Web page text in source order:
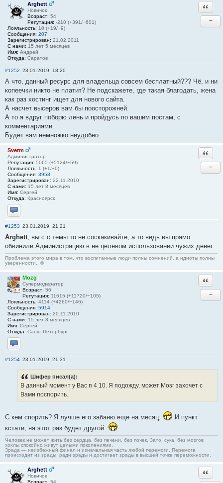
Arghett
Новичок
Возраст: 54
Репутация: -210 (+391/−601)
Лояльность: 10 (+19/−9)
Сообщения: 207
Зарегистрирован: 21.02.2011
С нами: 15 лет 5 месяцев
Имя: Андрей
Откуда: Саратов
−
#1252 23.01.2019, 18:20
А что, данный ресурс для владельца совсем бесплатный??? Чё, и ни
копеечки никто не платит? Не подскажете, где такая благодать, жена
как раз хостинг ищет для нового сайта.
А насчет высеров вам бы поосторожней.
А то я вдруг поборю лень и пройдусь по вашим постам, с
комментариями.
Будет вам немножко неудобно.
Sverm
Администратор
Репутация: 5065 (+5124/−59)
Лояльность: 1 (+1/−0)
Сообщения: 3958
Зарегистрирован: 22.11.2010
С нами: 15 лет 8 месяцев
Имя: Сергей
Откуда: Красноярск
Отправить личное сообщение
−
#1253 23.01.2019, 21:21
Arghett , вы с с темы то не соскакивайте, а то ведь вы прямо
обвинили Администрацию в не целевом использовании чужих денег.
Проблема этого мира в том, что воспитанные люди полны сомнений, а идиоты полны
уверенности.. ©
Mozg
Супермодератор
Возраст: 56
Репутация: 11615 (+11720/−105)
Лояльность: 4114 (+4260/−146)
Сообщения: 5914
Зарегистрирован: 20.11.2010
С нами: 15 лет 8 месяцев
Имя: Сергей
Откуда: Санкт-Петербург
Отправить личное сообщение
−
#1254 23.01.2019, 21:31
Шифер писал(а):
В данный момент у Вас п 4.10. Я подожду, может Мозг захочет с
Вами поспорить.
С кем спорить? Я лучше его забаню еще на месяц.
И пункт
кстати, на этот раз будет другой.
Человек не может жить без сердца, без печени, без почек. Зато, сука, без мозгов
хохлы спокойно живут целыми поколениями.
Зрада — неизбежный финал и изначальная часть любой перемоги. Перемога
происходит из зрады, ради зрады и достигает зрады в высшей точке переможности.
Arghett
Новичок
Возраст: 54